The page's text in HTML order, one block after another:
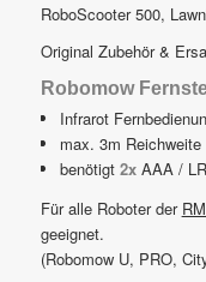
RoboScooter 500,
Original Zubehör &
Robomow
Infrarot
max. 3m Reichweite
benötigt2x AAA /
Für alle Roboter der
geeignet.
(Robomow U, PRO,